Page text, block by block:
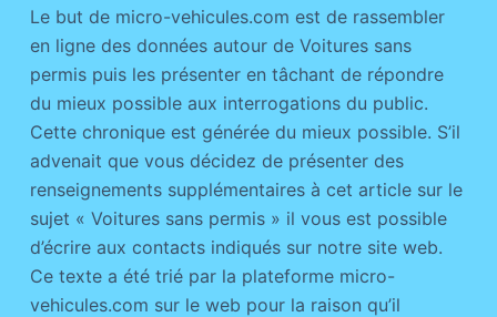
Le but de micro-vehicules.com est de rassembler
en ligne des données autour de Voitures sans
permis puis les présenter en tâchant de répondre
du mieux possible aux interrogations du public.
Cette chronique est générée du mieux possible. S’il
advenait que vous décidez de présenter des
renseignements supplémentaires à cet article sur le
sujet « Voitures sans permis » il vous est possible
d’écrire aux contacts indiqués sur notre site web.
Ce texte a été trié par la plateforme micro-
vehicules.com sur le web pour la raison qu’il